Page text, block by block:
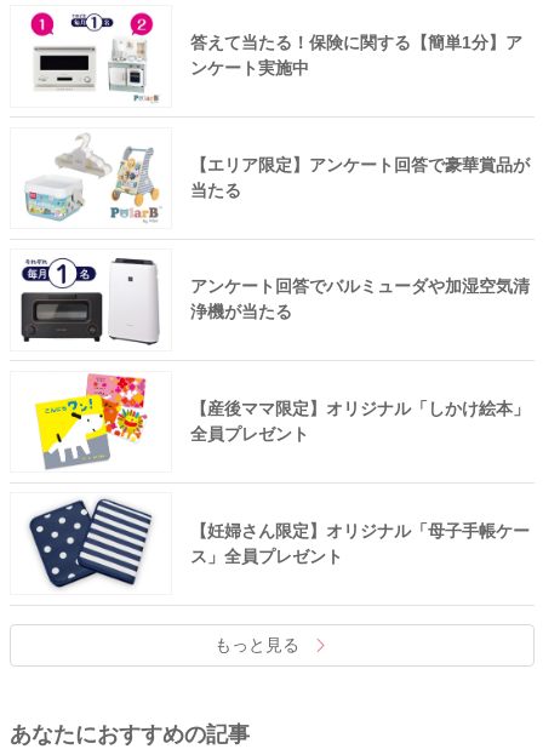
答えて当たる！保険に関する【簡単1分】ア
ンケート実施中
【エリア限定】アンケート回答で豪華賞品が
当たる
アンケート回答でバルミューダや加湿空気清
浄機が当たる
【産後ママ限定】オリジナル「しかけ絵本」
全員プレゼント
【妊婦さん限定】オリジナル「母子手帳ケー
ス」全員プレゼント
もっと見る
あなたにおすすめの記事